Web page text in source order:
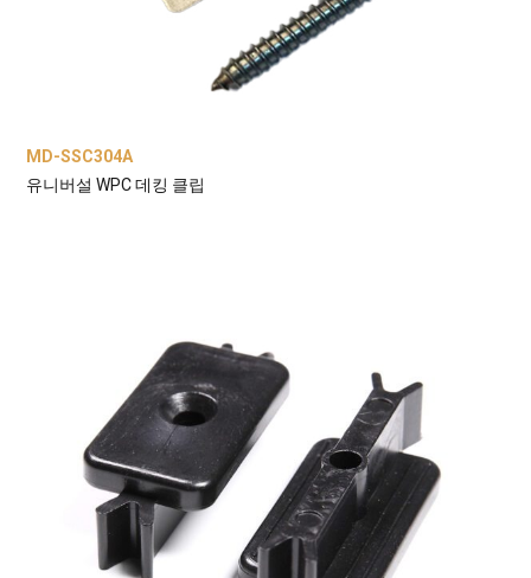
MD-SSC304A
유니버설 WPC 데킹 클립